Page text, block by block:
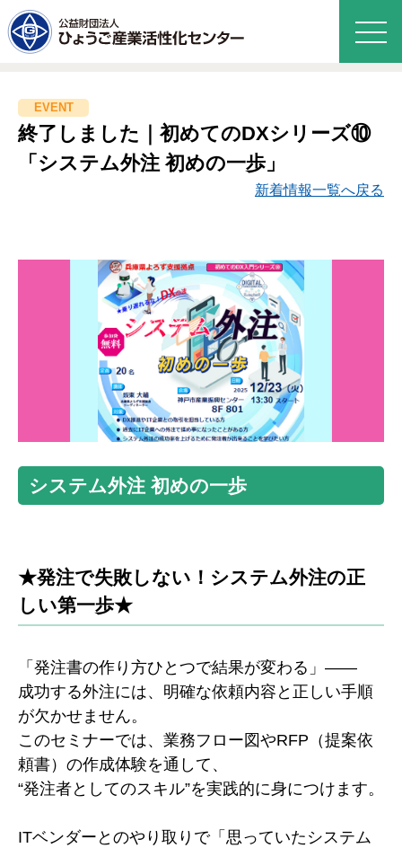
終了しました｜初めてのDXシリーズ⑩
「システム外注 初めの一歩」
新着情報一覧へ戻る
システム外注 初めの一歩
★発注で失敗しない！システム外注の正
しい第一歩★
「発注書の作り方ひとつで結果が変わる」――
成功する外注には、明確な依頼内容と正しい手順
が欠かせません。
このセミナーでは、業務フロー図やRFP（提案依
頼書）の作成体験を通して、
“発注者としてのスキル”を実践的に身につけます。
ITベンダーとのやり取りで「思っていたシステム